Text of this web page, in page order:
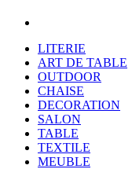
LITERIE
ART DE TABLE
OUTDOOR
CHAISE
DECORATION
SALON
TABLE
TEXTILE
MEUBLE